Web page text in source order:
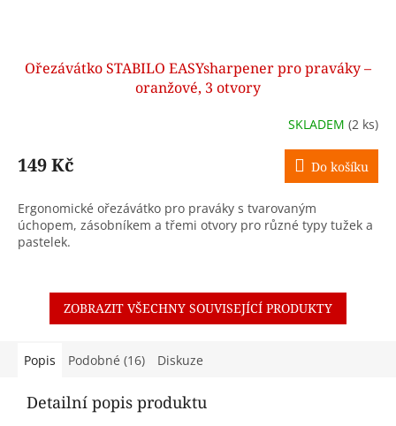
Ořezávátko STABILO EASYsharpener pro praváky –
oranžové, 3 otvory
SKLADEM (2 ks)
149 Kč Do košíku
Ergonomické ořezávátko pro praváky s tvarovaným
úchopem, zásobníkem a třemi otvory pro různé typy tužek a
pastelek.
ZOBRAZIT VŠECHNY SOUVISEJÍCÍ PRODUKTY
Popis Podobné (16) Diskuze
Detailní popis produktu